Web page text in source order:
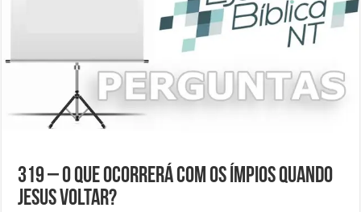
319 – O que ocorrerá com os ímpios quando
Jesus voltar?